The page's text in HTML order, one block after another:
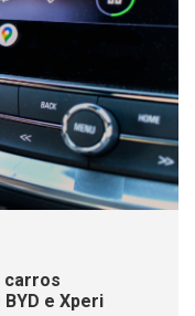
carros
e Xperi